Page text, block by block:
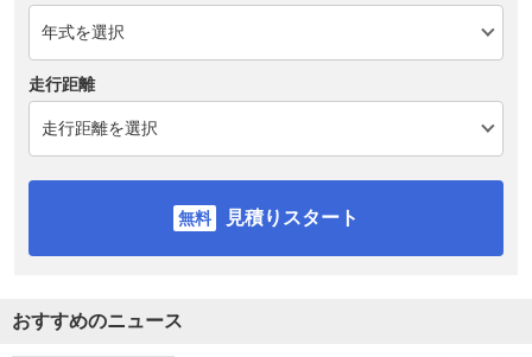
走行距離
見積りスタート
おすすめのニュース